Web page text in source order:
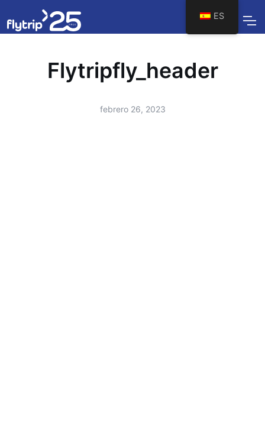
Flytripfly_header
febrero 26, 2023
ES